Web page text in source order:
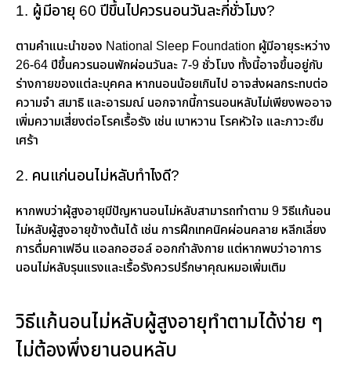
1. ผู้มีอายุ 60 ปีขึ้นไปควรนอนวันละกี่ชั่วโมง?
ตามคำแนะนำของ National Sleep Foundation ผู้มีอายุระหว่าง
26-64 ปีขึ้นควรนอนพักผ่อนวันละ 7-9 ชั่วโมง ทั้งนี้อาจขึ้นอยู่กับ
ร่างกายของแต่ละบุคคล หากนอนน้อยเกินไป อาจส่งผลกระทบต่อ
ความจำ สมาธิ และอารมณ์ นอกจากนี้การนอนหลับไม่เพียงพออาจ
เพิ่มความเสี่ยงต่อโรคเรื้อรัง เช่น เบาหวาน โรคหัวใจ และภาวะซึม
เศร้า
2. คนแก่นอนไม่หลับทําไงดี?
หากพบว่าผุ้สูงอายุมีปัญหานอนไม่หลับสามารถทำตาม 9 วิธีแก้นอน
ไม่หลับผู้สูงอายุข้างต้นได้ เช่น การฝึกเทคนิคผ่อนคลาย หลีกเลี่ยง
การดื่มคาเฟอีน แอลกอฮอล์ ออกกำลังกาย แต่หากพบว่าอาการ
นอนไม่หลับรุนแรงและเรื้อรังควรปรึกษาคุณหมอเพิ่มเติม
วิธีแก้นอนไม่หลับผู้สูงอายุทำตามได้ง่าย ๆ
ไม่ต้องพึ่งยานอนหลับ